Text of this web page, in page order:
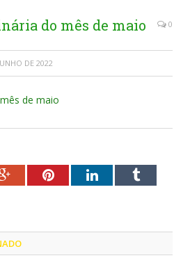
do mês de maio 0
DE 2022
de maio
Google+PinterestLinkedInTumblr